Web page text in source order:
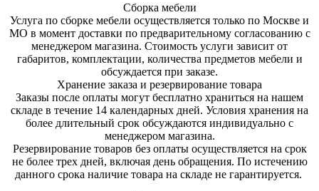
Сборка мебели
Услуга по сборке мебели осуществляется только по Москве и
МО в момент доставки по предварительному согласованию с
менеджером магазина. Стоимость услуги зависит от
габаритов, комплектации, количества предметов мебели и
обсуждается при заказе.
Хранение заказа и резервирование товара
Заказы после оплаты могут бесплатно храниться на нашем
складе в течение 14 календарных дней. Условия хранения на
более длительный срок обсуждаются индивидуально с
менеджером магазина.
Резервирование товаров без оплаты осуществляется на срок
не более трех дней, включая день обращения. По истечению
данного срока наличие товара на складе не гарантируется.